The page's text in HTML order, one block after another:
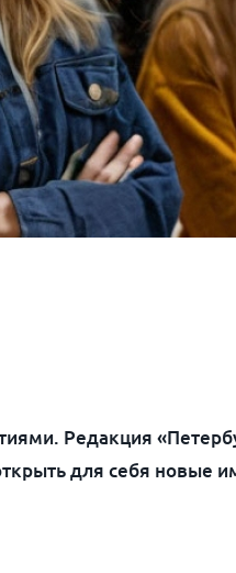
Редакция
для себя новые